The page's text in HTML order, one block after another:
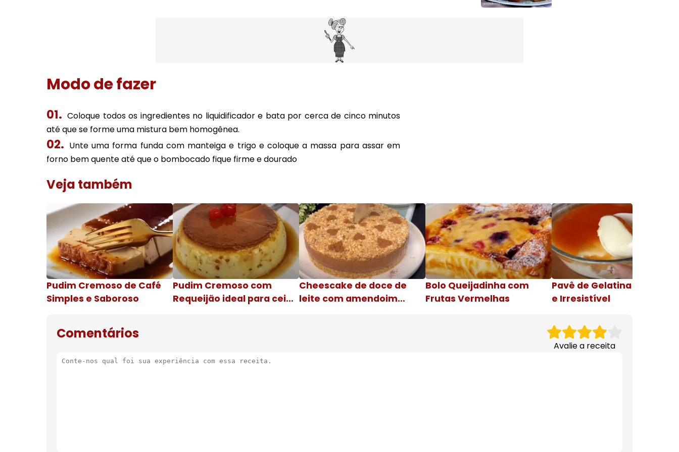
Modo de fazer
Coloque todos os ingredientes no liquidificador e bata por cerca de cinco minutos
até que se forme uma mistura bem homogênea.
Unte uma forma funda com manteiga e trigo e coloque a massa para assar em
forno bem quente até que o bombocado fique firme e dourado
Veja também
Pudim Cremoso de Café
Simples e Saboroso
Pudim Cremoso com
Requeijão ideal para ceia
Cheescake de doce de
leite com amendoim
Bolo Queijadinha com
Frutas Vermelhas
Pavê de Gelatina Cremosa
e Irresistível
Comentários
Avalie a receita